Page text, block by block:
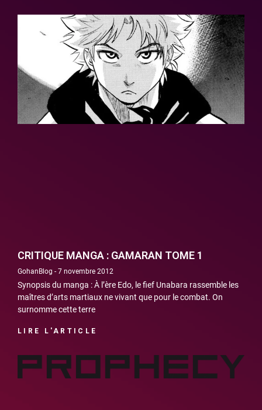
CRITIQUE MANGA : GAMARAN TOME 1
GohanBlog 7 novembre 2012
Synopsis du manga : À l’ère Edo, le fief Unabara rassemble les
maîtres d’arts martiaux ne vivant que pour le combat. On
surnomme cette terre
LIRE L'ARTICLE